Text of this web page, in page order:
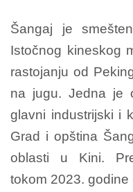
Šangaj je
Istočnog kineskog
rastojanju od
na jugu. Jedna je
glavni industrijski i
Grad i opština
oblasti u Kini.
tokom 2023.